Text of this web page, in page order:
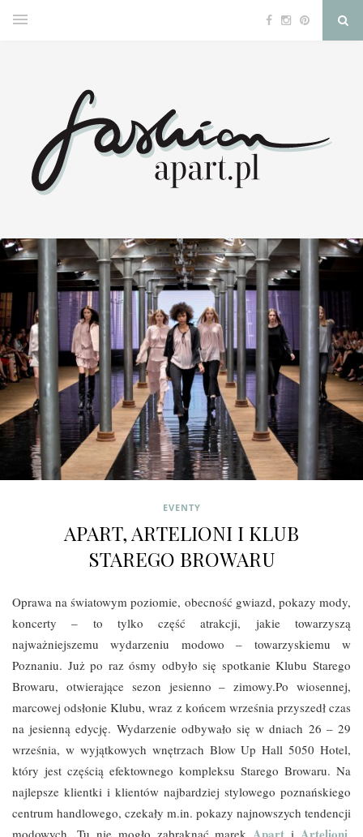
EVENTY
APART, ARTELIONI I KLUB
STAREGO BROWARU
Oprawa na światowym poziomie, obecność gwiazd, pokazy mody,
koncerty – to tylko część atrakcji, jakie towarzyszą
najważniejszemu wydarzeniu modowo – towarzyskiemu w
Poznaniu. Już po raz ósmy odbyło się spotkanie Klubu Starego
Browaru, otwierające sezon jesienno – zimowy.Po wiosennej,
marcowej odsłonie Klubu, wraz z końcem września przyszedł czas
na jesienną edycję. Wydarzenie odbywało się w dniach 26 – 29
września, w wyjątkowych wnętrzach Blow Up Hall 5050 Hotel,
który jest częścią efektownego kompleksu Starego Browaru. Na
najlepsze klientki i klientów najbardziej stylowego poznańskiego
centrum handlowego, czekały m.in. pokazy najnowszych tendencji